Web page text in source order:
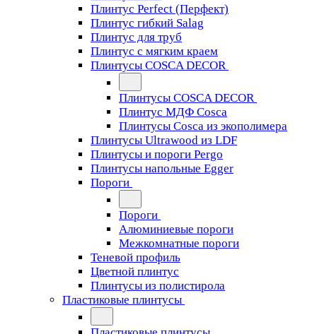
Плинтус Perfect (Перфект)
Плинтус гибкий Salag
Плинтус для труб
Плинтус с мягким краем
Плинтусы COSCA DECOR
Плинтусы COSCA DECOR
Плинтус МДФ Cosca
Плинтусы Cosca из экополимера
Плинтусы Ultrawood из LDF
Плинтусы и пороги Pergo
Плинтусы напольные Egger
Пороги
Пороги
Алюминиевые пороги
Межкомнатные пороги
Теневой профиль
Цветной плинтус
Плинтусы из полистирола
Пластиковые плинтусы